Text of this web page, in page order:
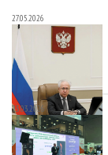
27.05.2026
23.03.2026